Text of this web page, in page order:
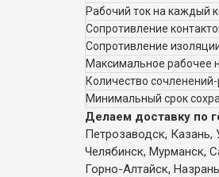
Рабочий ток на каждый
Сопротивление
Сопротивление
Максимальное рабочее
Количество
Минимальный срок
Делаем доставку по
Петрозаводск, Казань,
Челябинск, Мурманск,
Горно-Алтайск,